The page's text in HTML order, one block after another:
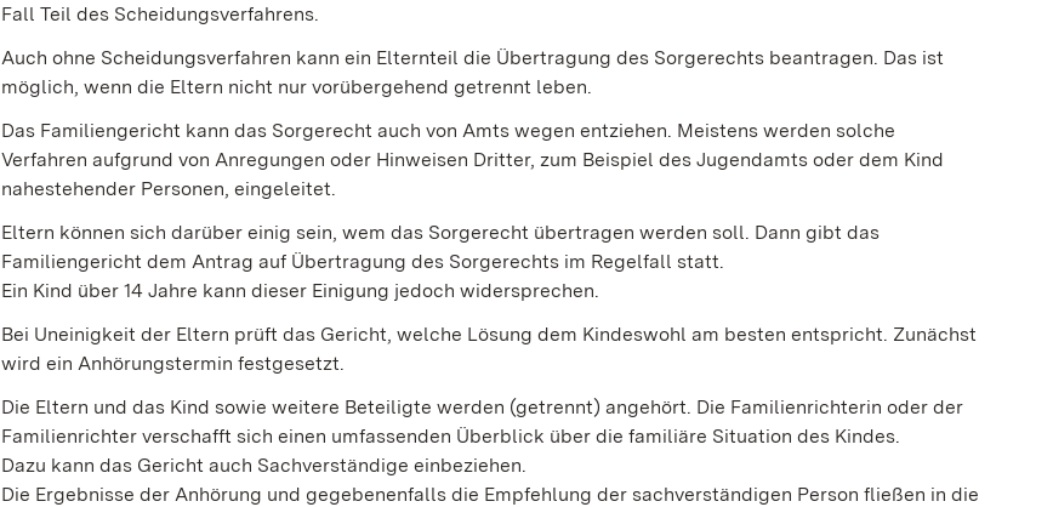
Fall Teil des Scheidungsverfahrens.
Auch ohne Scheidungsverfahren kann ein Elternteil die Übertragung des Sorgerechts beantragen. Das ist
möglich, wenn die Eltern nicht nur vorübergehend getrennt leben.
Das Familiengericht kann das Sorgerecht auch von Amts wegen entziehen. Meistens werden solche
Verfahren aufgrund von Anregungen oder Hinweisen Dritter,zum Beispiel desJugendamts oder dem Kind
nahestehender Personen, eingeleitet.
Eltern können sich darüber einig sein, wem das Sorgerecht übertragen werden soll. Dann gibt das
Familiengericht dem Antrag auf Übertragung des Sorgerechts im Regelfall statt.
Ein Kind über 14 Jahre kann dieser Einigung jedoch widersprechen.
Bei Uneinigkeit der Eltern prüft das Gericht, welche Lösung dem Kindeswohl am besten entspricht. Zunächst
wird ein Anhörungstermin festgesetzt.
Die Eltern und das Kind sowie weitere Beteiligte werden (getrennt) angehört. Die Familienrichterin oder der
Familienrichter verschafft sich einen umfassenden Überblick über die familiäre Situation des Kindes.
Dazu kann das Gericht auch Sachverständige einbeziehen.
Die Ergebnisse der Anhörung und gegebenenfalls die Empfehlung der sachverständigen Person fließen in die